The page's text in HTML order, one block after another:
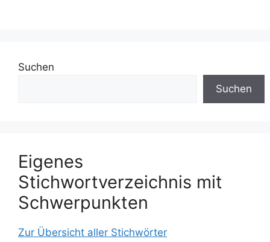
Suchen
Suchen
Eigenes
Stichwortverzeichnis mit
Schwerpunkten
Zur Übersicht aller Stichwörter